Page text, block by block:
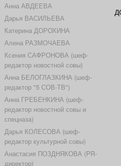
Анна АВДЕЕВА
Дарья ВАСИЛЬЕВА
Катерина ДОРОХИНА
Алена РАЗМОЧАЕВА
Ксения САФРОНОВА (шеф-
редактор новостной совы)
Анна БЕЛОГЛАЗКИНА (шеф-
редактор "5 СОВ-ТВ")
Анна ГРЕБЕНКИНА (шеф-
редактор новостной совы и
спецназа)
Дарья КОЛЕСОВА (шеф-
редактор культурной совы)
Анастасия ПОЗДНЯКОВА (PR-
директор)